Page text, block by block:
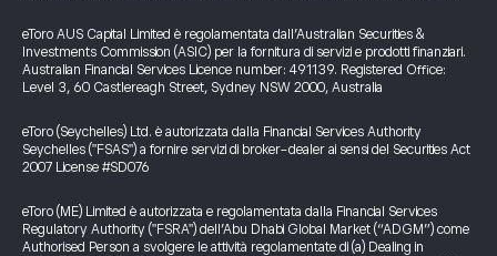
eToro AUS Capital Limited è regolamentata dall’Australian Securities &
Investments Commission (ASIC) per la fornitura di servizi e prodotti finanziari.
Australian Financial Services Licence number: 491139. Registered Office:
Level 3, 60 Castlereagh Street, Sydney NSW 2000, Australia
eToro (Seychelles) Ltd. è autorizzata dalla Financial Services Authority
Seychelles ("FSAS") a fornire servizi di broker-dealer ai sensi del Securities Act
2007 License #SD076
eToro (ME) Limited è autorizzata e regolamentata dalla Financial Services
Regulatory Authority ("FSRA") dell’Abu Dhabi Global Market (“ADGM”) come
Authorised Person a svolgere le attività regolamentate di (a) Dealing in